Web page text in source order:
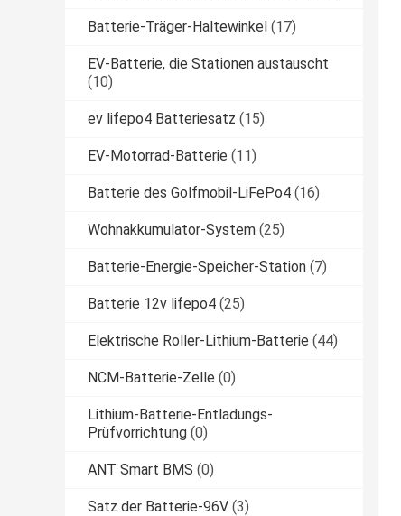
Batterie-Träger-Haltewinkel (17)
EV-Batterie, die Stationen austauscht
(10)
ev lifepo4 Batteriesatz (15)
EV-Motorrad-Batterie (11)
Batterie des Golfmobil-LiFePo4 (16)
Wohnakkumulator-System (25)
Batterie-Energie-Speicher-Station (7)
Batterie 12v lifepo4 (25)
Elektrische Roller-Lithium-Batterie (44)
NCM-Batterie-Zelle (0)
Lithium-Batterie-Entladungs-
Prüfvorrichtung (0)
ANT Smart BMS (0)
Satz der Batterie-96V (3)